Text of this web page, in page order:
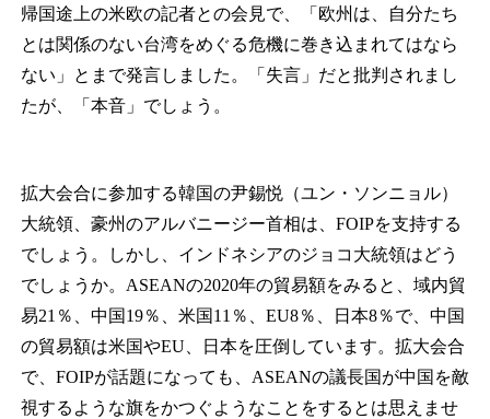
帰国途上の米欧の記者との会見で、「欧州は、自分たち
とは関係のない台湾をめぐる危機に巻き込まれてはなら
ない」とまで発言しました。「失言」だと批判されまし
たが、「本音」でしょう。
拡大会合に参加する韓国の尹錫悦（ユン・ソンニョル）
大統領、豪州のアルバニージー首相は、FOIPを支持する
でしょう。しかし、インドネシアのジョコ大統領はどう
でしょうか。ASEANの2020年の貿易額をみると、域内貿
易21％、中国19％、米国11％、EU8％、日本8％で、中国
の貿易額は米国やEU、日本を圧倒しています。拡大会合
で、FOIPが話題になっても、ASEANの議長国が中国を敵
視するような旗をかつぐようなことをするとは思えませ